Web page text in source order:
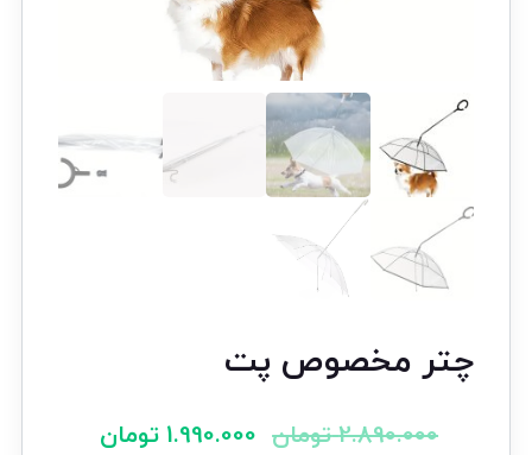
چتر مخصوص پت
2.890.000 تومان 1.990.000 تومان